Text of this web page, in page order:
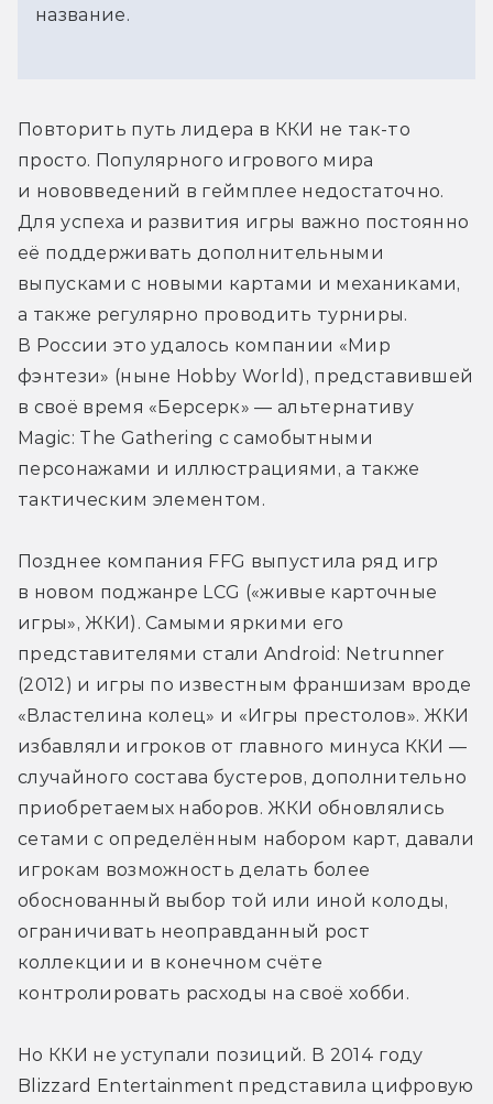
название.
Повторить путь лидера в ККИ не так-то
просто. Популярного игрового мира
и нововведений в геймплее недостаточно.
Для успеха и развития игры важно постоянно
её поддерживать дополнительными
выпусками с новыми картами и механиками,
а также регулярно проводить турниры.
В России это удалось компании «Мир
фэнтези» (ныне Hobby World), представившей
в своё время «Берсерк» — альтернативу
Magic: The Gathering с самобытными
персонажами и иллюстрациями, а также
тактическим элементом.
Позднее компания FFG выпустила ряд игр
в новом поджанре LCG («живые карточные
игры», ЖКИ). Самыми яркими его
представителями стали Android: Netrunner
(2012) и игры по известным франшизам вроде
«Властелина колец» и «Игры престолов». ЖКИ
избавляли игроков от главного минуса ККИ —
случайного состава бустеров, дополнительно
приобретаемых наборов. ЖКИ обновлялись
сетами с определённым набором карт, давали
игрокам возможность делать более
обоснованный выбор той или иной колоды,
ограничивать неоправданный рост
коллекции и в конечном счёте
контролировать расходы на своё хобби.
Но ККИ не уступали позиций. В 2014 году
Blizzard Entertainment представила цифровую